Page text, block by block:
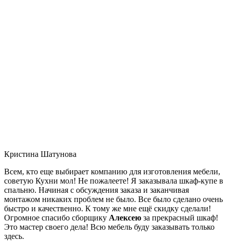
Кристина Шатунова
Всем, кто еще выбирает компанию для изготовления мебели,
советую Кухни мол! Не пожалеете! Я заказывала шкаф-купе в
спальню. Начиная с обсуждения заказа и заканчивая
монтажом никаких проблем не было. Все было сделано очень
быстро и качественно. К тому же мне ещё скидку сделали!
Огромное спасибо сборщику Алексею за прекрасный шкаф!
Это мастер своего дела! Всю мебель буду заказывать только
здесь.